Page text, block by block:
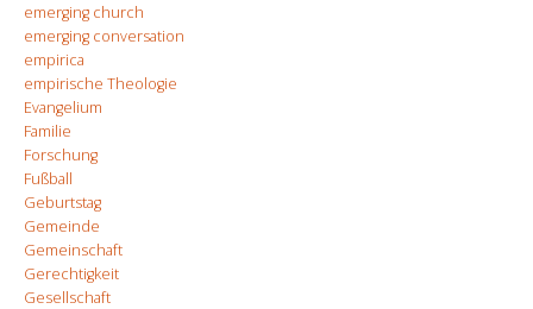
emerging church
emerging conversation
empirica
empirische Theologie
Evangelium
Familie
Forschung
Fußball
Geburtstag
Gemeinde
Gemeinschaft
Gerechtigkeit
Gesellschaft